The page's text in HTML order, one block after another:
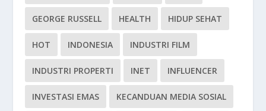
GEORGE RUSSELL HEALTH HIDUP SEHAT
HOT INDONESIA INDUSTRI FILM
INDUSTRI PROPERTI INET INFLUENCER
INVESTASI EMAS KECANDUAN MEDIA SOSIAL